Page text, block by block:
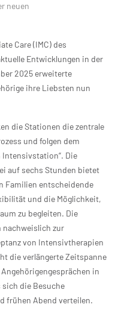
neuen
Care (IMC) des
Entwicklungen in der
2025 erweiterte
ihre Liebsten nun
die Stationen die zentrale
und folgen dem
Intensivstation“. Die
auf sechs Stunden bietet
Familien entscheidende
und die Möglichkeit,
zu begleiten. Die
nachweislich zur
von Intensivtherapien
die verlängerte Zeitspanne
in
die Besuche
frühen Abend verteilen.